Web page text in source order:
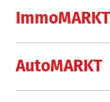
ImmoMARKT
AutoMARKT